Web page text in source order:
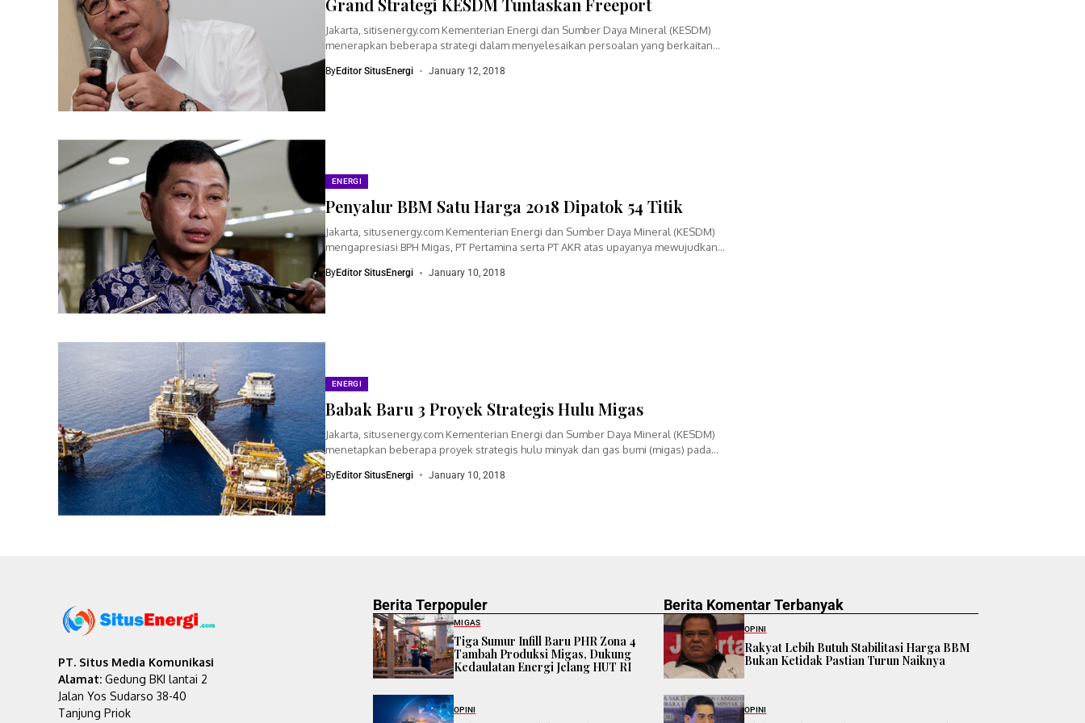
Grand Strategi KESDM Tuntaskan Freeport
Jakarta, sitisenergy.com Kementerian Energi dan Sumber Daya Mineral (KESDM)
menerapkan beberapa strategi dalam menyelesaikan persoalan yang berkaitan
ByEditor SitusEnergi January 12, 2018
ENERGI
Penyalur BBM Satu Harga 2018 Dipatok 54 Titik
Jakarta, situsenergy.com Kementerian Energi dan Sumber Daya Mineral (KESDM)
mengapresiasi BPH Migas, PT Pertamina serta PT AKR atas upayanya mewujudkan
ByEditor SitusEnergi January 10, 2018
ENERGI
Babak Baru 3 Proyek Strategis Hulu Migas
Jakarta, situsenergy.com Kementerian Energi dan Sumber Daya Mineral (KESDM)
menetapkan beberapa proyek strategis hulu minyak dan gas bumi (migas) pada
ByEditor SitusEnergi January 10, 2018
PT. Situs Media Komunikasi
Alamat: Gedung BKI lantai 2
Jalan Yos Sudarso 38-40
Tanjung Priok
Berita Terpopuler
MIGAS
Tiga Sumur Infill Baru PHR Zona 4
Tambah Produksi Migas, Dukung
Kedaulatan Energi Jelang HUT RI
OPINI
Berita Komentar Terbanyak
OPINI
Rakyat Lebih Butuh Stabilitasi Harga BBM
Bukan Ketidak Pastian Turun Naiknya
OPINI